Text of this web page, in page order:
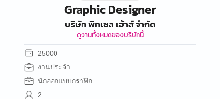
Graphic Designer
บริษัท พิกเซล เฮ้าส์ จำกัด
ดูงานทั้งหมดของบริษัทนี้
25000
งานประจำ
นักออกแบบกราฟิก
2